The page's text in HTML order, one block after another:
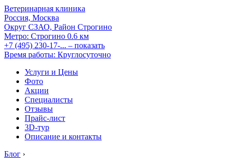
Ветеринарная клиника
Россия, Москва
Округ СЗАО, Район Строгино
Метро: Строгино 0.6 км
+7 (495) 230-17-... – показать
Время работы: Круглосуточно
Услуги и Цены
Фото
Акции
Специалисты
Отзывы
Прайс-лист
3D-тур
Описание и контакты
Блог ›